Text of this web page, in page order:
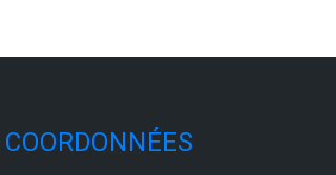
COORDONNÉES